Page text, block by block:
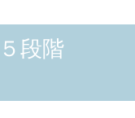
段階